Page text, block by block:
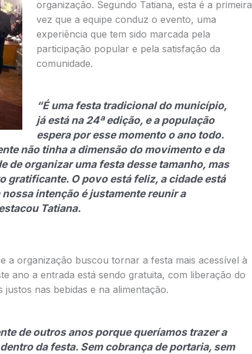
organização. Segundo Tatiana, esta é a primeira
vez que a equipe conduz o evento, uma
experiência que tem sido marcada pela
participação popular e pela satisfação da
comunidade.
“É uma festa tradicional do município,
já está na 24ª edição, e a população
espera por esse momento o ano todo.
não tinha a dimensão do movimento e da
de organizar uma festa desse tamanho, mas
gratificante. O povo está feliz, a cidade está
intenção é justamente reunir a
Tatiana.
a organização buscou tornar a festa mais acessível à
ano a entrada está sendo gratuita, com liberação do
nas bebidas e na alimentação.
de outros anos porque queríamos trazer a
da festa. Sem cobrança de portaria, sem